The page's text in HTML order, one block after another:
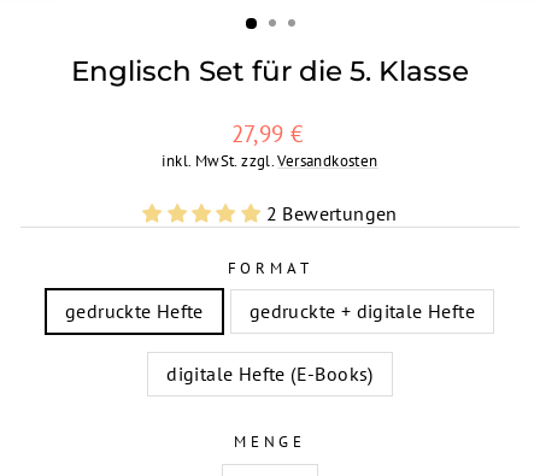
Englisch Set für die 5. Klasse
Normaler
Preis
27,99 €
inkl. MwSt. zzgl.Versandkosten
2 Bewertungen
FORMAT
gedruckte Hefte gedruckte + digitale Hefte
digitale Hefte (E-Books)
MENGE